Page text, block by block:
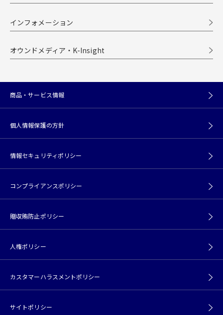
インフォメーション
オウンドメディア・K-Insight
商品・サービス情報
個人情報保護の方針
情報セキュリティポリシー
コンプライアンスポリシー
贈収賄防止ポリシー
人権ポリシー
カスタマーハラスメントポリシー
サイトポリシー